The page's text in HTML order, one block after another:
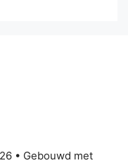
• Gebouwd met